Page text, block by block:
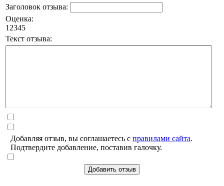
Заголовок отзыва:
Оценка:
1 2345
Текст отзыва:
Добавляя отзыв, вы соглашаетесь с правилами сайта.
Подтвердите добавление, поставив галочку.
Добавить отзыв